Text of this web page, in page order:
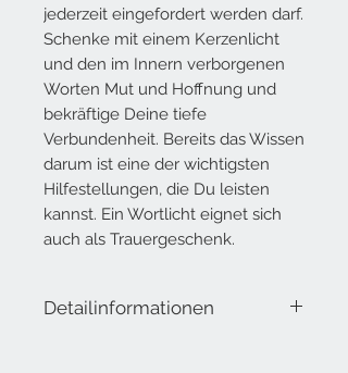
jederzeit eingefordert werden darf.
Schenke mit einem Kerzenlicht
und den im Innern verborgenen
Worten Mut und Hoffnung und
bekräftige Deine tiefe
Verbundenheit. Bereits das Wissen
darum ist eine der wichtigsten
Hilfestellungen, die Du leisten
kannst. Ein Wortlicht eignet sich
auch als Trauergeschenk.
Detailinformationen